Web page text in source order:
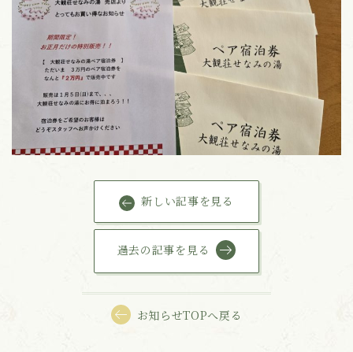
新しい記事を見る
過去の記事を見る
お知らせTOPへ戻る